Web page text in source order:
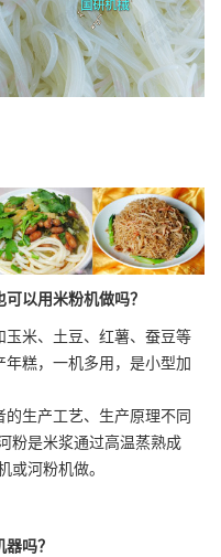
以用米粉机做吗？
玉米、土豆、红薯、蚕豆等
糕，一机多用，是小型加
生产工艺、生产原理不同
粉是米浆通过高温蒸熟成
或河粉机做。
吗？